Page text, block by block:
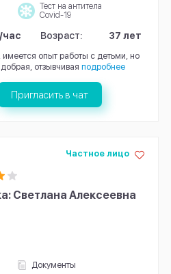
Тест на антитела
Covid-19
час Возраст: 37 лет
опыт работы с детьми, но
отзывчивая подробнее
Пригласить в чат
Светлана Алексеевна
Документы
Частное лицо